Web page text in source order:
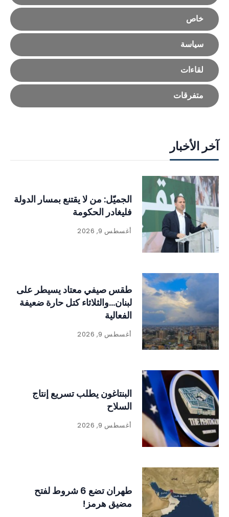
خاص
سياسة
لقاءات
متفرقات
آخر الأخبار
الجميّل: من لا يقتنع بمسار الدولة
فليغادر الحكومة
أغسطس 9, 2026
طقس صيفي معتاد يسيطر على
لبنان…والثلاثاء كتل حارة ضعيفة
الفعالية
أغسطس 9, 2026
البنتاغون يطلب تسريع إنتاج
السلاح
أغسطس 9, 2026
طهران تضع 6 شروط لفتح
مضيق هرمز!